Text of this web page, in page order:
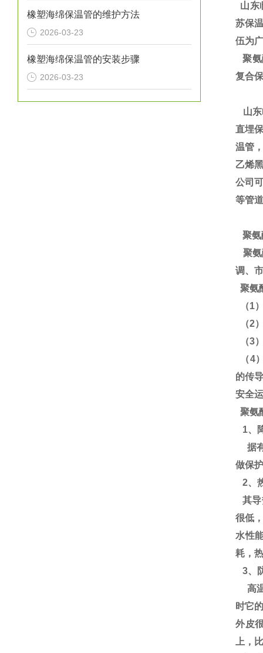
橡塑海绵保温管的维护方法
2026-03-23
橡塑海绵保温管的安装步骤
2026-03-23
山东
苏保
伍为
聚氨
复合
山东
直埋
温管
乙烯
公司
等管
聚
聚氨
调、
聚氨
（1
（2
（3
（4
的传
安全
聚氨
1、
据有
做保
2、
其导
很低
水性
耗，
3、
高温
时它
外皮
上，